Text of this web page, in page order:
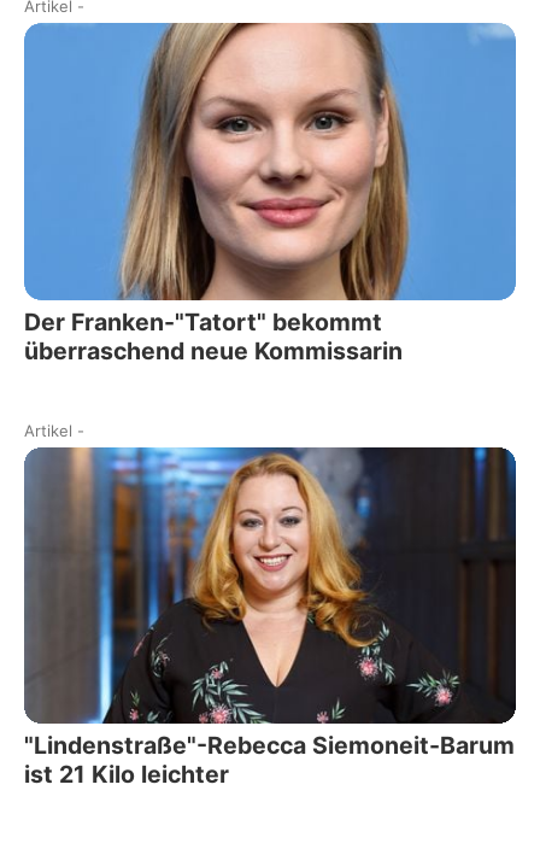
Artikel -
Der Franken-"Tatort" bekommt
überraschend neue Kommissarin
Artikel -
"Lindenstraße"-Rebecca Siemoneit-Barum
ist 21 Kilo leichter